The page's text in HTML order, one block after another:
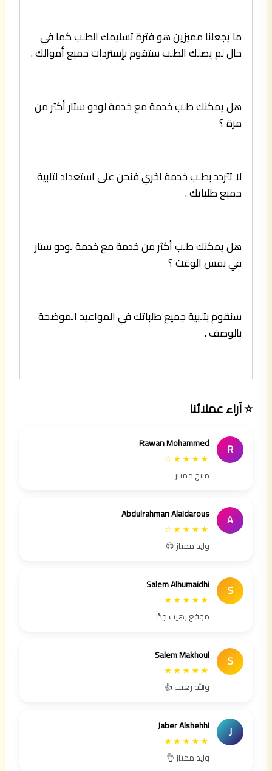
ما يجعلنا مميزين هو فترة تسليمك الطلب كما في
حال لم يصلك الطلب ستقوم بإستردات جميع أموالك .
هل يمكنك طلب خدمة مع خدمة لودو ستار أكثر من
مرة ؟
لا تتردد بطلب خدمة اخري فنحن على استعداد لتلبية
جميع طلباتك .
هل يمكنك طلب أكثر من خدمة مع خدمة لودو ستار
في نفس الوقت ؟
سنقوم بتلبية جميع طلباتك في المواعيد الموضحة
بالوصف .
⭐ آراء عملائنا
R
Rawan Mohammed
★★★★☆
منتج ممتاز
A
Abdulrahman Alaidarous
★★★★☆
وايد ممتاز 😍
S
Salem Alhumaidhi
★★★★★
موقع رهيب جدًا
S
Salem Makhoul
★★★★★
والله رهيب 👍
J
Jaber Alshehhi
★★★★★
وايد ممتاز 👌